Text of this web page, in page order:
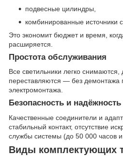
подвесные цилиндры,
комбинированные источники
Это экономит бюджет и время,
расширяется.
Простота обслуживания
Все светильники легко
переставляются — без демонтажа
электромонтажа.
Безопасность и надёжность
Качественные соединители и
стабильный контакт, отсутствие
службы системы (до 50 000 часов и
Виды комплектующих